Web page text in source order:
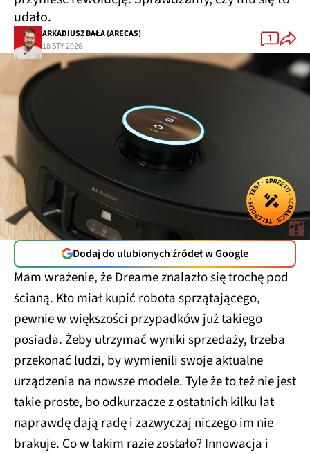
udało.
ARKADIUSZ BAŁA (ARECAS)
18 STY 2026
1
Dodaj do ulubionych źródeł w Google
Mam wrażenie, że Dreame znalazło się trochę pod
ścianą. Kto miał kupić robota sprzątającego,
pewnie w większości przypadków już takiego
posiada. Żeby utrzymać wyniki sprzedaży, trzeba
przekonać ludzi, by wymienili swoje aktualne
urządzenia na nowsze modele. Tyle że to też nie jest
takie proste, bo odkurzacze z ostatnich kilku lat
naprawdę dają radę i zazwyczaj niczego im nie
brakuje. Co w takim razie zostało? Innowacja i